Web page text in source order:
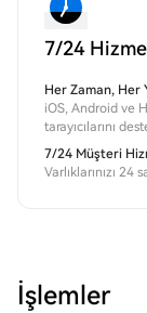
7/24
Her Zaman, Her
iOS, Android ve
tarayıcılarını
7/24 Müşteri
Varlıklarınızı
İşlemler